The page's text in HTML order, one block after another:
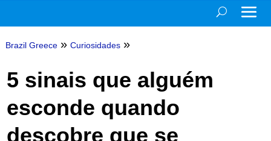
Brazil Greece » Curiosidades »
5 sinais que alguém
esconde quando
descobre que se